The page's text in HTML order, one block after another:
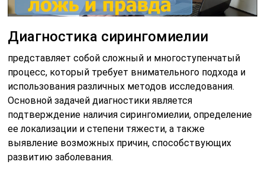
Диагностика сирингомиелии
представляет собой сложный и многоступенчатый
процесс, который требует внимательного подхода и
использования различных методов исследования.
Основной задачей диагностики является
подтверждение наличия сирингомиелии, определение
ее локализации и степени тяжести, а также
выявление возможных причин, способствующих
развитию заболевания.